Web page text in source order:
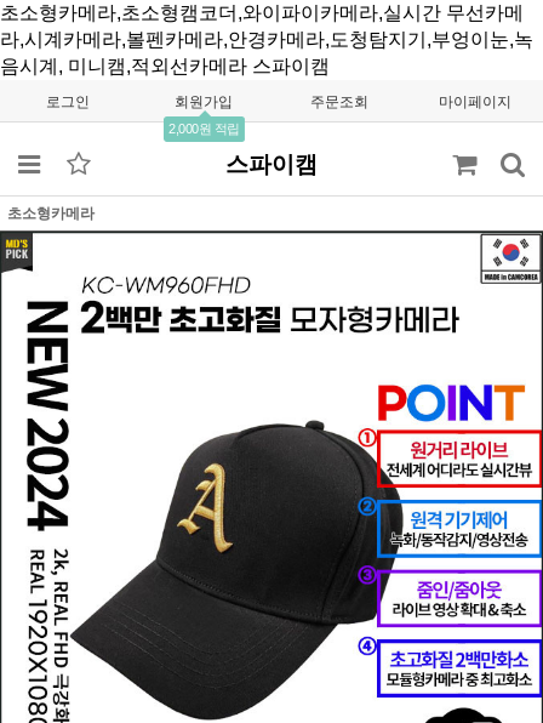
초소형카메라,초소형캠코더,와이파이카메라,실시간 무선카메
라,시계카메라,볼펜카메라,안경카메라,도청탐지기,부엉이눈,녹
음시계, 미니캠,적외선카메라 스파이캠
로그인 회원가입
2,000원 적립
주문조회 마이페이지
스파이캠
초소형카메라